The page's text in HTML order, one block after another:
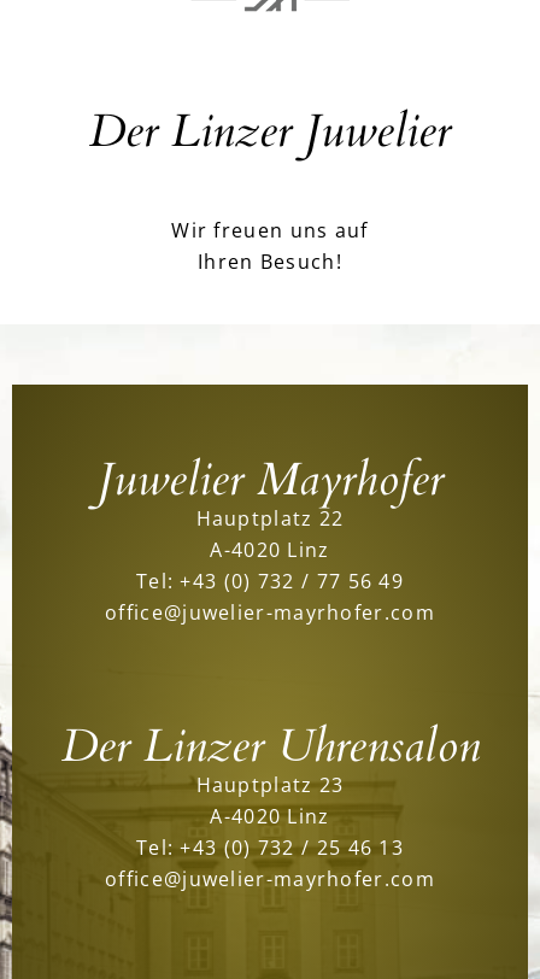
Der Linzer Juwelier
Wir freuen uns auf
Ihren Besuch!
Juwelier Mayrhofer
Hauptplatz 22
A-4020 Linz
Tel:+43 (0) 732 / 77 56 49
office@juwelier-mayrhofer.com
Der Linzer Uhrensalon
Hauptplatz 23
A-4020 Linz
Tel:+43 (0) 732 / 25 46 13
office@juwelier-mayrhofer.com